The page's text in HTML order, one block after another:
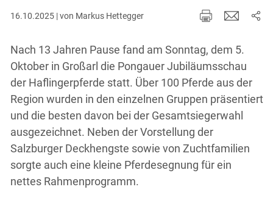
16.10.2025 | von Markus Hettegger
Nach 13 Jahren Pause fand am Sonntag, dem 5.
Oktober in Großarl die Pongauer Jubiläumsschau
der Haflingerpferde statt. Über 100 Pferde aus der
Region wurden in den einzelnen Gruppen präsentiert
und die besten davon bei der Gesamtsiegerwahl
ausgezeichnet. Neben der Vorstellung der
Salzburger Deckhengste sowie von Zuchtfamilien
sorgte auch eine kleine Pferdesegnung für ein
nettes Rahmenprogramm.